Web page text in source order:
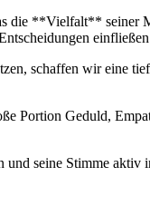
die **Vielfalt**⁣ seiner
einfließen
schaffen wir eine
Portion ⁢Geduld,⁤
und seine ⁣Stimme